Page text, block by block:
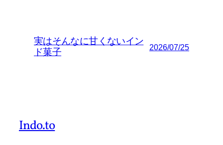
実はそんなに甘くないイン
ド菓子
2026/07/25
Indo.to